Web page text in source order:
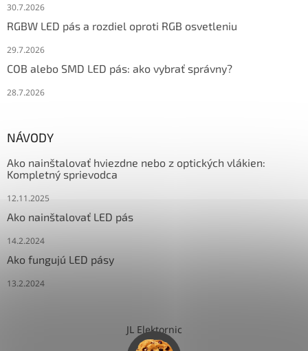
30.7.2026
RGBW LED pás a rozdiel oproti RGB osvetleniu
29.7.2026
COB alebo SMD LED pás: ako vybrať správny?
28.7.2026
NÁVODY
Ako nainštalovať hviezdne nebo z optických vlákien:
Kompletný sprievodca
12.11.2025
Ako nainštalovať LED pás
14.2.2024
Ako fungujú LED pásy
13.2.2024
JL Elektornic